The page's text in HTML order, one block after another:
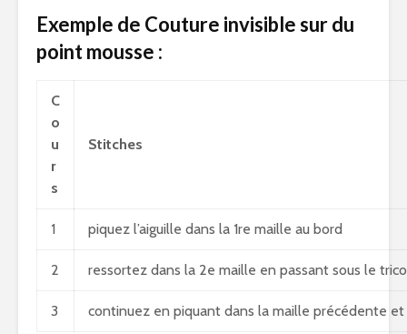
Exemple de Couture invisible sur du
point mousse :
C
o
u
r
s
Stitches
1 piquez l’aiguille dans la 1re maille au bord
2 ressortez dans la 2e maille en passant sous le
3 continuez en piquant dans la maille précédente et